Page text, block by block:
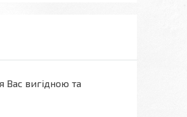
Вас вигідною та